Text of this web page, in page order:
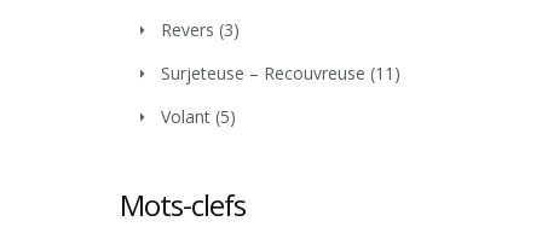
Revers (3)
Surjeteuse – Recouvreuse (11)
Volant (5)
Mots-clefs